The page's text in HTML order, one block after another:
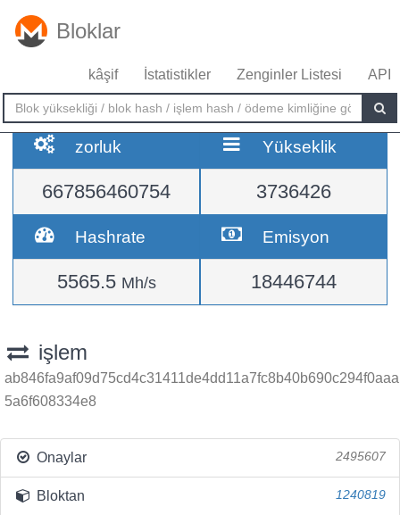
Bloklar
kâşif İstatistikler Zenginler Listesi API
zorluk
667856460754
Yükseklik
3736426
Hashrate
5565.5 Mh/s
Emisyon
18446744
işlem
ab846fa9af09d75cd4c31411de4dd11a7fc8b40b690c294f0aaa
5a6f608334e8
Onaylar 2495607
Bloktan 1240819